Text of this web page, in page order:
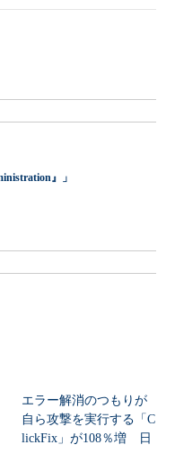
』」
エラー解消のつもりが
自ら攻撃を実行する「C
lickFix」が108％増 日